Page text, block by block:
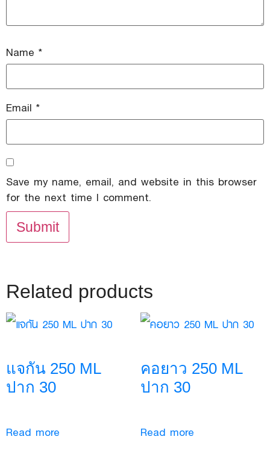
Name *
Email *
Save my name, email, and website in this browser
for the next time I comment.
Related products
แจกัน 250 ML
ปาก 30
Read more
คอยาว 250 ML
ปาก 30
Read more